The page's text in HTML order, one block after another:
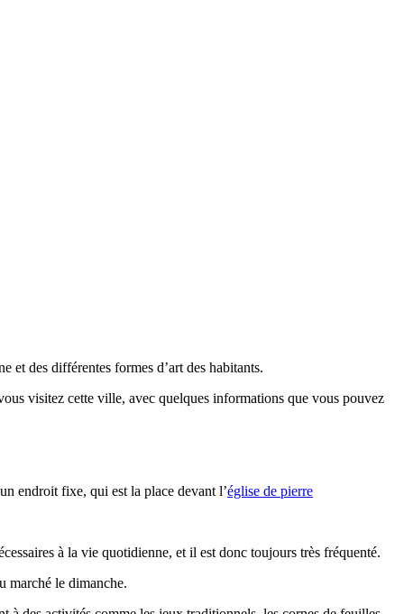
et des différentes formes d’art des habitants.
visitez cette ville, avec quelques informations que vous pouvez
endroit fixe, qui est la place devant l’église de pierre
à la vie quotidienne, et il est donc toujours très fréquenté.
marché le dimanche.